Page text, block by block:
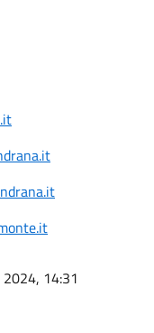
14:31